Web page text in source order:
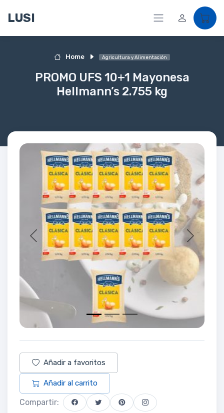
LUSI
Home Agricultura y Alimentación
PROMO UFS 10+1 Mayonesa
Hellmann’s 2.755 kg
Previous Next
Añadir a favoritos
Añadir al carrito
Compartir: